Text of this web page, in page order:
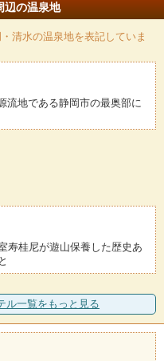
辺の温泉地
清水の温泉地を表記していま
流地である静岡市の最奥部に
寿桂尼が遊山保養した歴史あ
ル一覧をもっと見る